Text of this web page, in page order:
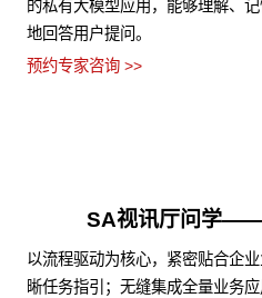
的私有大模型应用，能够理解、
地回答用户提问。
预约专家咨询 >>
SA视讯厅问学——
以流程驱动为核心，紧密贴合企
晰任务指引；无缝集成全量业务